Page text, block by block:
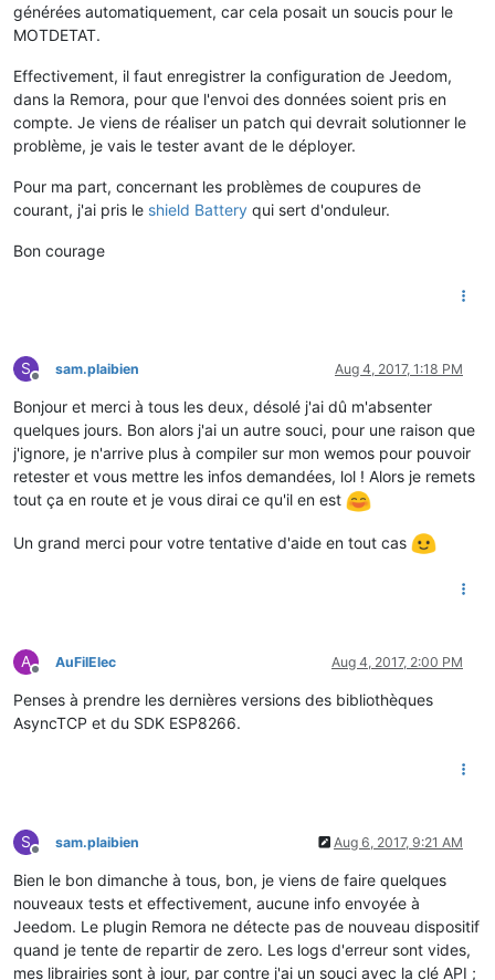
générées automatiquement, car cela posait un soucis pour le
MOTDETAT.
Effectivement, il faut enregistrer la configuration de Jeedom,
dans la Remora, pour que l'envoi des données soient pris en
compte. Je viens de réaliser un patch qui devrait solutionner le
problème, je vais le tester avant de le déployer.
Pour ma part, concernant les problèmes de coupures de
courant, j'ai pris le shield Battery qui sert d'onduleur.
Bon courage
S
Offline
sam.plaibien Aug 4, 2017, 1:18 PM
Bonjour et merci à tous les deux, désolé j'ai dû m'absenter
quelques jours. Bon alors j'ai un autre souci, pour une raison que
j'ignore, je n'arrive plus à compiler sur mon wemos pour pouvoir
retester et vous mettre les infos demandées, lol ! Alors je remets
tout ça en route et je vous dirai ce qu'il en est
Un grand merci pour votre tentative d'aide en tout cas
A
Offline
AuFilElec Aug 4, 2017, 2:00 PM
Penses à prendre les dernières versions des bibliothèques
AsyncTCP et du SDK ESP8266.
S
Offline
sam.plaibien Aug 6, 2017, 9:21 AM
Bien le bon dimanche à tous, bon, je viens de faire quelques
nouveaux tests et effectivement, aucune info envoyée à
Jeedom. Le plugin Remora ne détecte pas de nouveau dispositif
quand je tente de repartir de zero. Les logs d'erreur sont vides,
mes librairies sont à jour, par contre j'ai un souci avec la clé API ;